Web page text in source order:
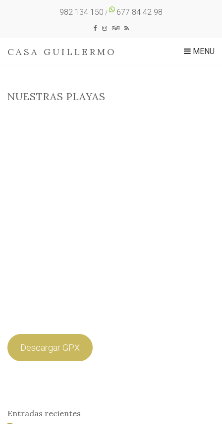
982 134 150 / 677 84 42 98
CASA GUILLERMO MENU
NUESTRAS PLAYAS
Descargar GPX
Entradas recientes